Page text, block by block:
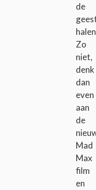
de
Zo
niet,
denk
dan
even
aan
de
Mad
Max
film
en